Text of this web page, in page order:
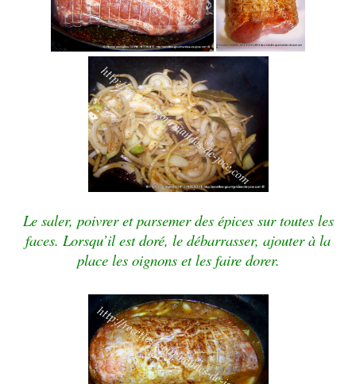
Le saler, poivrer et parsemer des épices sur toutes les
faces. Lorsqu’il est doré, le débarrasser, ajouter à la
place les oignons et les faire dorer.